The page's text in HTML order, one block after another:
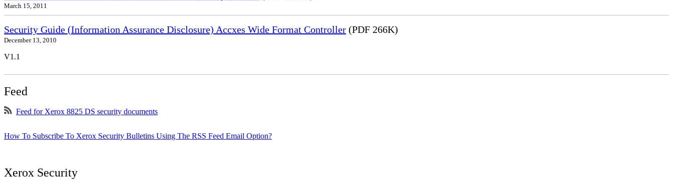
March 15, 2011
Security Guide (Information Assurance Disclosure) Accxes Wide Format Controller (PDF 266K)
December 13, 2010
V1.1
Feed
Feed for Xerox 8825 DS security documents
How To Subscribe To Xerox Security Bulletins Using The RSS Feed Email Option?
Xerox Security